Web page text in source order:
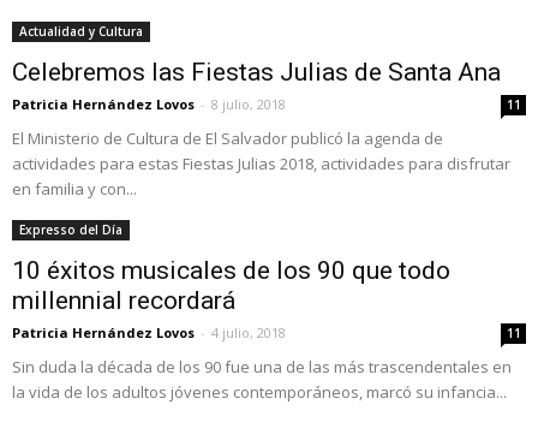
Actualidad y Cultura
Celebremos las Fiestas Julias de Santa Ana
Patricia Hernández Lovos - 8 julio, 2018 11
El Ministerio de Cultura de El Salvador publicó la agenda de
actividades para estas Fiestas Julias 2018, actividades para disfrutar
en familia y con...
Expresso del Día
10 éxitos musicales de los 90 que todo
millennial recordará
Patricia Hernández Lovos - 4 julio, 2018 11
Sin duda la década de los 90 fue una de las más trascendentales en
la vida de los adultos jóvenes contemporáneos, marcó su infancia...